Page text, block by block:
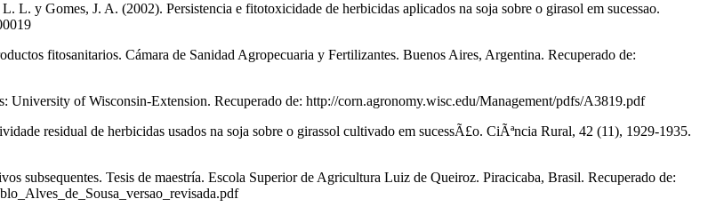
y Gomes, J. A. (2002). Persistencia e fitotoxicidade de herbicidas aplicados na soja sobre o girasol em sucessao.
fitosanitarios. Cámara de Sanidad Agropecuaria y Fertilizantes. Buenos Aires, Argentina. Recuperado de:
University of Wisconsin-Extension. Recuperado de: http://corn.agronomy.wisc.edu/Management/pdfs/A3819.pdf
residual de herbicidas usados na soja sobre o girassol cultivado em sucessÃ£o. CiÃªncia Rural, 42 (11), 1929-1935.
subsequentes. Tesis de maestría. Escola Superior de Agricultura Luiz de Queiroz. Piracicaba, Brasil. Recuperado de: